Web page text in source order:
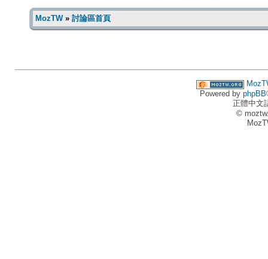
MozTW» 討論區首頁
Powered by phpBB
正體中文
©